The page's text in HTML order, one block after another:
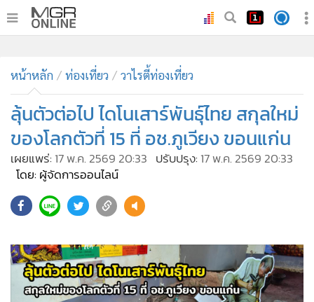
• ทันเหตุการณ์
• ภาคใต้
• ภูมิภาค
• Online Section
• บันเทิง
ผู้จัดการรายวัน
• คอลัมนิสต์
• CbizReview
•
Cyber BIZ
ผู้จัดกวน
หน้าหลัก ท่องเที่ยว วาไรตี้ท่องเที่ยว
ลุ้นตัวต่อไป ไดโนเสาร์พันธุ์ไทย สกุลใหม่
ของโลกตัวที่ 15 ที่ อช.ภูเวียง ขอนแก่น
เผยแพร่: 17 พ.ค. 2569 20:33 ปรับปรุง: 17 พ.ค. 2569 20:33
โดย: ผู้จัดการออนไลน์